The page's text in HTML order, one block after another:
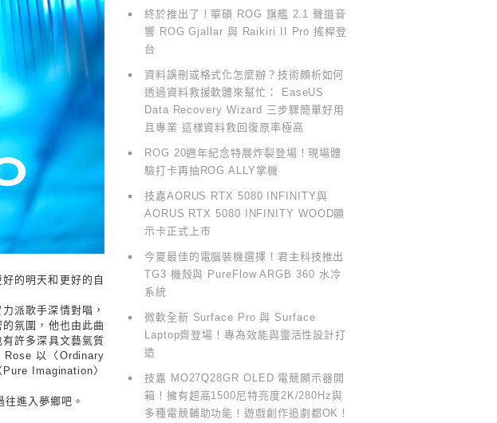
的明天和更好的自
派歌手深情對唱，
氛圍，他也由此曲
有許多深具文藝氣質
Rose以〈 Ordinary
Pure Imagination〉
進入夢鄉吧。
終於推出了！華碩 ROG 旗艦 2.1 聲道音
響 ROG Gjallar 與 Raikiri II Pro 搖桿登
台
資料誤刪或格式化怎麼辦？技術頗析如何
透過資料救援軟體來幫忙： EaseUS
Data Recovery Wizard 三步驟簡單好用
且專業 這樣資料救回復原率極高
ROG 20週年紀念特展炸裂登場！現場體
驗打卡再抽ROG ALLY掌機
技嘉AORUS RTX 5080 INFINITY與
AORUS RTX 5080 INFINITY WOOD顯
示卡正式上市
今夏最佳的電腦裝機選擇！君主科技推出
TG3 機殼與 PureFlow ARGB 360 水冷
系統
微軟全新 Surface Pro 與 Surface
Laptop齊登場！專為效能與靈活性設計打
造
技嘉 MO27Q28GR OLED 電競顯示器開
箱！擁有超高1500尼特亮度2K/280Hz與
多種電競輔助功能！遊戲創作追劇都OK！